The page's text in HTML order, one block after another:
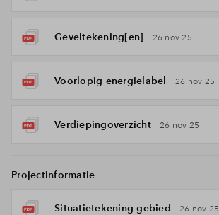
Geveltekening[en] 26 nov 25
Voorlopig energielabel 26 nov 25
Verdiepingoverzicht 26 nov 25
Projectinformatie
Situatietekening gebied 26 nov 25